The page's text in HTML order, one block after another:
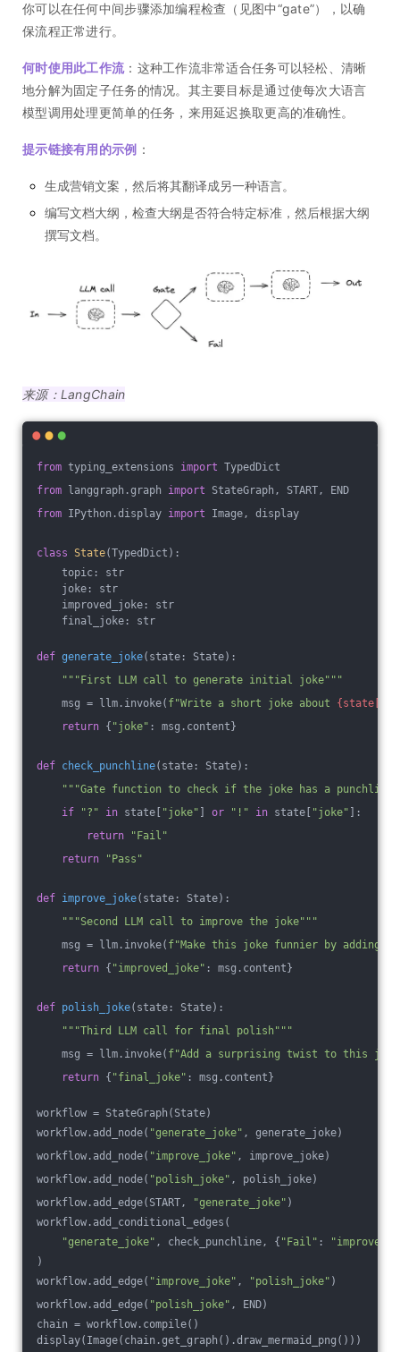
你可以在任何中间步骤添加编程检查（见图中“gate”），以确
保流程正常进行。
何时使用此工作流：这种工作流非常适合任务可以轻松、清晰
地分解为固定子任务的情况。其主要目标是通过使每次大语言
模型调用处理更简单的任务，来用延迟换取更高的准确性。
提示链接有用的示例 ：
生成营销文案，然后将其翻译成另一种语言。
编写文档大纲，检查大纲是否符合特定标准，然后根据大纲
撰写文档。
来源：LangChain
from typing_extensions import TypedDict
from langgraph.graph import StateGraph, START, END
from IPython.display import Image, display
class State(TypedDict) :
topic: str
joke: str
improved_joke: str
final_joke: str
def generate_joke(state: State) :
"""First LLM call to generate initial joke"""
msg = llm.invoke( f"Write a short joke about {state[
return { "joke" : msg.content}
def check_punchline(state: State) :
"""Gate function to check if the joke has a
if
"?" in state[ "joke" or "!" in state[ "joke" ]:
return
"Fail"
return
"Pass"
def improve_joke(state: State) :
"""Second LLM call to improve the joke"""
msg = llm.invoke( f"Make this joke funnier by adding
return { "improved_joke" : msg.content}
def polish_joke(state: State) :
"""Third LLM call for final polish"""
msg = llm.invoke( f"Add a surprising twist to this
return { "final_joke" : msg.content}
workflow = StateGraph(State)
workflow.add_node( "generate_joke" , generate_joke)
workflow.add_node( "improve_joke" , improve_joke)
workflow.add_node( "polish_joke" , polish_joke)
workflow.add_edge(START,
"generate_joke" )
workflow.add_conditional_edges(
"generate_joke" , check_punchline, { "Fail" :
)
workflow.add_edge( "improve_joke" , "polish_joke" )
workflow.add_edge( "polish_joke" , END)
chain = workflow.compile()
display(Image(chain.get_graph().draw_mermaid_png()))